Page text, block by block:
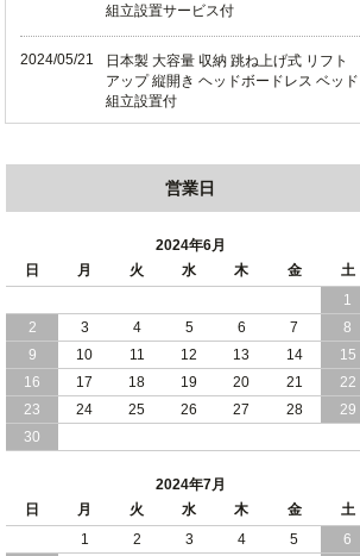
組立設置サービス付
2024/05/21
日本製 大容量 収納 跳ね上げ式 リフト
アップ 縦開き ヘッドボードレス ベッド
組立設置付
ド 組立設置 付き
日本製 収納 跳ね上げ式 リフトアップ
ベッド 縦開き ヘッドボード 組立設置サ
ービス付き
2024/04/23
すのこ の 床板 簡単 軽い コンパクトな
大容量 収納 跳ね上げ式 ベッド
2024/03/28
おすすめ クイーン キング ワイドキング
サイズ で 通気性ある すのこ仕様 大容
畳 仕様 で 敷き布団 が使える 引き出し
収納 付き 大容量 チェスト ベッド 日本
製 ヘッドボードなし
営業日
2024年6月
日
月 火 水 木 金
土
1
2
3 4 5 6 7
8
9
10 11 12 13 14
15
16
17 18 19 20 21
22
23
24 25 26 27 28
29
30
2024年7月
日
月 火 水 木 金
土
1
2 3 4 5
6